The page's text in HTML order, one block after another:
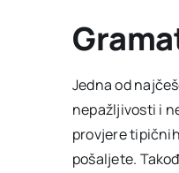
Jedna od
nepažljivosti i
provjere
pošaljete.